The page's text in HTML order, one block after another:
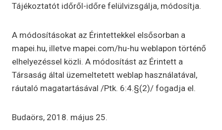
Tájékoztatót időről-időre felülvizsgálja, módosítja.
A módosításokat az Érintettekkel elsősorban a
mapei.hu, illetve mapei.com/hu-hu weblapon történő
elhelyezéssel közli. A módosítást az Érintett a
Társaság által üzemeltetett weblap használatával,
ráutaló magatartásával /Ptk. 6:4.§(2)/ fogadja el.
Budaörs, 2018. május 25.